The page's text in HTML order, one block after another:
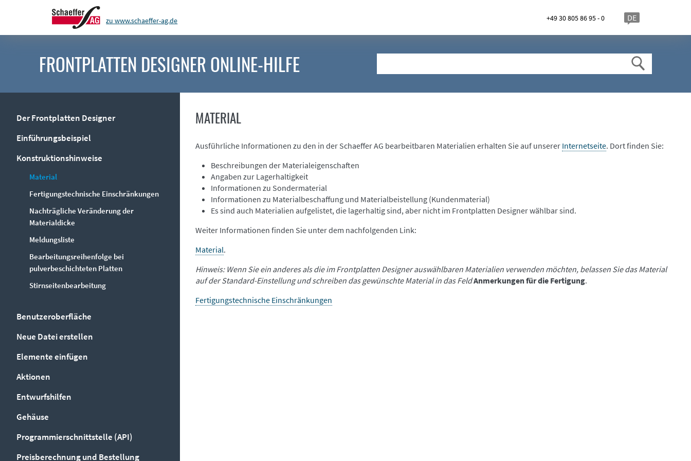
zu www.schaeffer-ag.de +49 30 805 86 95 - 0 DE
FRONTPLATTEN DESIGNERONLINE-HILFE
MATERIAL
Ausführliche Informationen zu den in der Schaeffer AG bearbeitbaren Materialien erhalten Sie auf unserer Internetseite. Dort finden Sie:
Beschreibungen der Materialeigenschaften
Angaben zur Lagerhaltigkeit
Informationen zu Sondermaterial
Informationen zu Materialbeschaffung und Materialbeistellung (Kundenmaterial)
Es sind auch Materialien aufgelistet, die lagerhaltig sind, aber nicht im Frontplatten Designer wählbar sind.
Weiter Informationen finden Sie unter dem nachfolgenden Link:
Material.
Hinweis: Wenn Sie ein anderes als die im Frontplatten Designer auswählbaren Materialien verwenden möchten, belassen Sie das Material
auf der Standard-Einstellung und schreiben das gewünschte Material in das FeldAnmerkungen für die Fertigung.
Fertigungstechnische Einschränkungen
Der Frontplatten Designer
Einführungsbeispiel
Konstruktionshinweise
Material
Fertigungstechnische Einschränkungen
Nachträgliche Veränderung der
Materialdicke
Meldungsliste
Bearbeitungsreihenfolge bei
pulverbeschichteten Platten
Stirnseitenbearbeitung
Benutzeroberfläche
Neue Datei erstellen
Elemente einfügen
Aktionen
Entwurfshilfen
Gehäuse
Programmierschnittstelle (API)
Preisberechnung und Bestellung